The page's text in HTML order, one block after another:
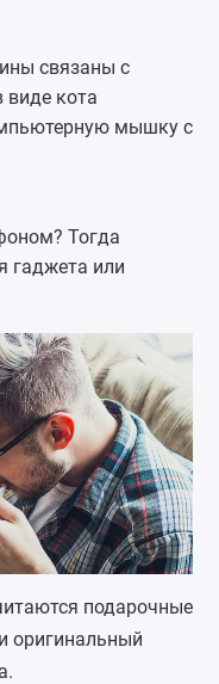
связаны с
виде кота
мышку с
Тогда
гаджета или
подарочные
оригинальный